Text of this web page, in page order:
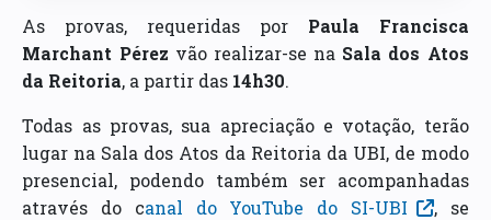
As provas, requeridas por Paula Francisca
Marchant Pérez vão realizar-se na Sala dos Atos
da Reitoria, a partir das 14h30.
Todas as provas, sua apreciação e votação, terão
lugar na Sala dos Atos da Reitoria da UBI, de modo
presencial, podendo também ser acompanhadas
através do canal do YouTube do SI-UBI
, se